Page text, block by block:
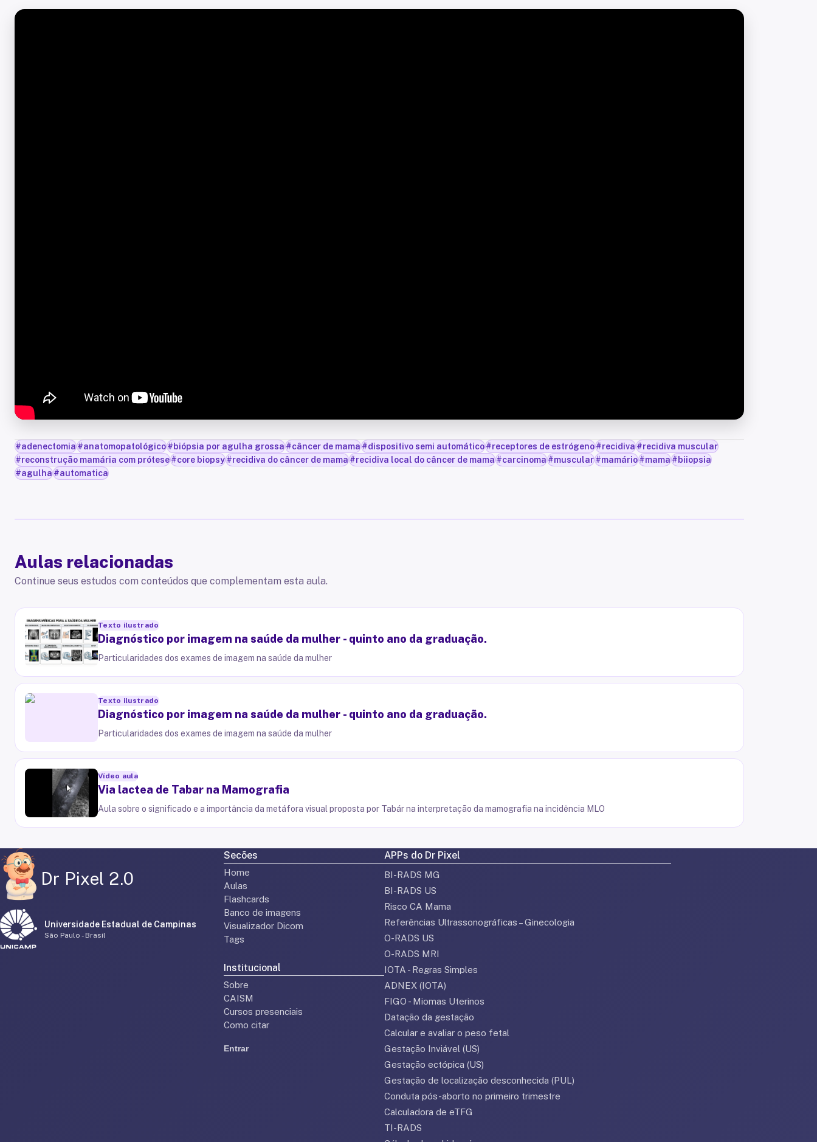
#adenectomia#anatomopatológico#biópsia por agulha grossa#câncer de mama#dispositivo semi automático#receptores de estrógeno#recidiva#recidiva muscular
#reconstrução mamária com prótese#core biopsy#recidiva do câncer de mama#recidiva local do câncer de mama#carcinoma#muscular#mamário#mama#biiopsia
#agulha#automatica
Aulas relacionadas
Continue seus estudos com conteúdos que complementam esta aula.
Texto ilustrado
Diagnóstico por imagem na saúde da mulher - quinto ano da graduação.
Particularidades dos exames de imagem na saúde da mulher
Texto ilustrado
Diagnóstico por imagem na saúde da mulher - quinto ano da graduação.
Particularidades dos exames de imagem na saúde da mulher
Vídeo aula
Via lactea de Tabar na Mamografia
Aula sobre o significado e a importância da metáfora visual proposta por Tabár na interpretação da mamografia na incidência MLO
Dr Pixel 2.0
Universidade Estadual de Campinas
São Paulo - Brasil
Secões
Home
Aulas
Flashcards
Banco de imagens
Visualizador Dicom
Tags
Institucional
Sobre
CAISM
Cursos presenciais
Como citar
Entrar
APPs do Dr Pixel
BI-RADS MG
BI-RADS US
Risco CA Mama
Referências Ultrassonográficas – Ginecologia
O-RADS US
O-RADS MRI
IOTA - Regras Simples
ADNEX (IOTA)
FIGO - Miomas Uterinos
Datação da gestação
Calcular e avaliar o peso fetal
Gestação Inviável (US)
Gestação ectópica (US)
Gestação de localização desconhecida (PUL)
Conduta pós-aborto no primeiro trimestre
Calculadora de eTFG
TI-RADS